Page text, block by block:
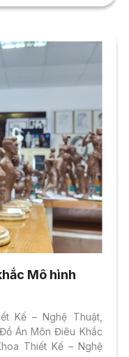
Mô hình
Kế – Nghệ Thuật,
Án Môn Điêu Khắc
Thiết Kế – Nghệ